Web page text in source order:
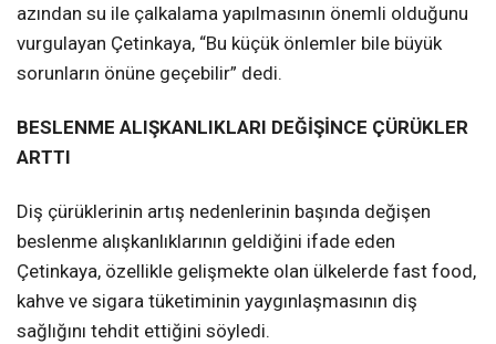
azından su ile çalkalama yapılmasının önemli olduğunu
vurgulayan Çetinkaya, “Bu küçük önlemler bile büyük
sorunların önüne geçebilir” dedi.
BESLENME ALIŞKANLIKLARI DEĞİŞİNCE ÇÜRÜKLER
ARTTI
Diş çürüklerinin artış nedenlerinin başında değişen
beslenme alışkanlıklarının geldiğini ifade eden
Çetinkaya, özellikle gelişmekte olan ülkelerde fast food,
kahve ve sigara tüketiminin yaygınlaşmasının diş
sağlığını tehdit ettiğini söyledi.